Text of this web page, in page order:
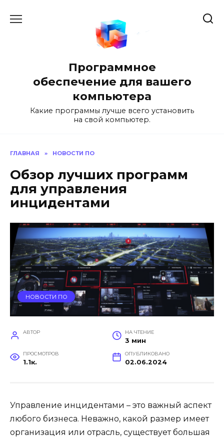
Программное
обеспечение для вашего
компьютера
Какие программы лучше всего установить
на свой компьютер.
ГЛАВНАЯ » НОВОСТИ ПО
Обзор лучших программ
для управления
инцидентами
НОВОСТИ ПО
АВТОР НА ЧТЕНИЕ
3 мин
ПРОСМОТРОВ
1.1к.
ОПУБЛИКОВАНО
02.06.2024
Управление инцидентами – это важный аспект
любого бизнеса. Неважно, какой размер имеет
организация или отрасль, существует большая